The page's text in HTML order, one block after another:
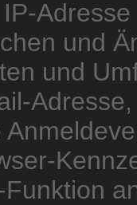
und
und
Funktion